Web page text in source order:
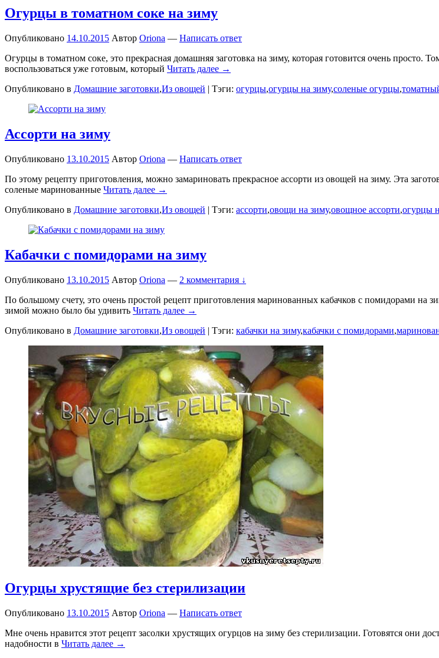
Огурцы в томатном соке на зиму
Опубликовано 14.10.2015 Автор Oriona — Написать ответ
Огурцы в томатном соке, это прекрасная домашняя заготовка на зиму, которая готовится очень
воспользоваться уже готовым, который Читать далее →
Опубликовано в Домашние заготовки,Из овощей | Тэги: огурцы,огурцы на зиму,соленые огурцы,
Ассорти на зиму
Опубликовано 13.10.2015 Автор Oriona — Написать ответ
По этому рецепту приготовления, можно замариновать прекрасное ассорти из овощей на зиму. Эта
соленые маринованные Читать далее →
Опубликовано в Домашние заготовки,Из овощей | Тэги: ассорти,овощи на зиму,овощное ассорти,огурцы
Кабачки с помидорами на зиму
Опубликовано 13.10.2015 Автор Oriona — 2 комментария ↓
По большому счету, это очень простой рецепт приготовления маринованных кабачков с помидорами на
зимой можно было бы удивить Читать далее →
Опубликовано в Домашние заготовки,Из овощей | Тэги: кабачки на зиму,кабачки с помидорами,
Огурцы хрустящие без стерилизации
Опубликовано 13.10.2015 Автор Oriona — Написать ответ
Мне очень нравится этот рецепт засолки хрустящих огурцов на зиму без стерилизации. Готовятся они
надобности в Читать далее →